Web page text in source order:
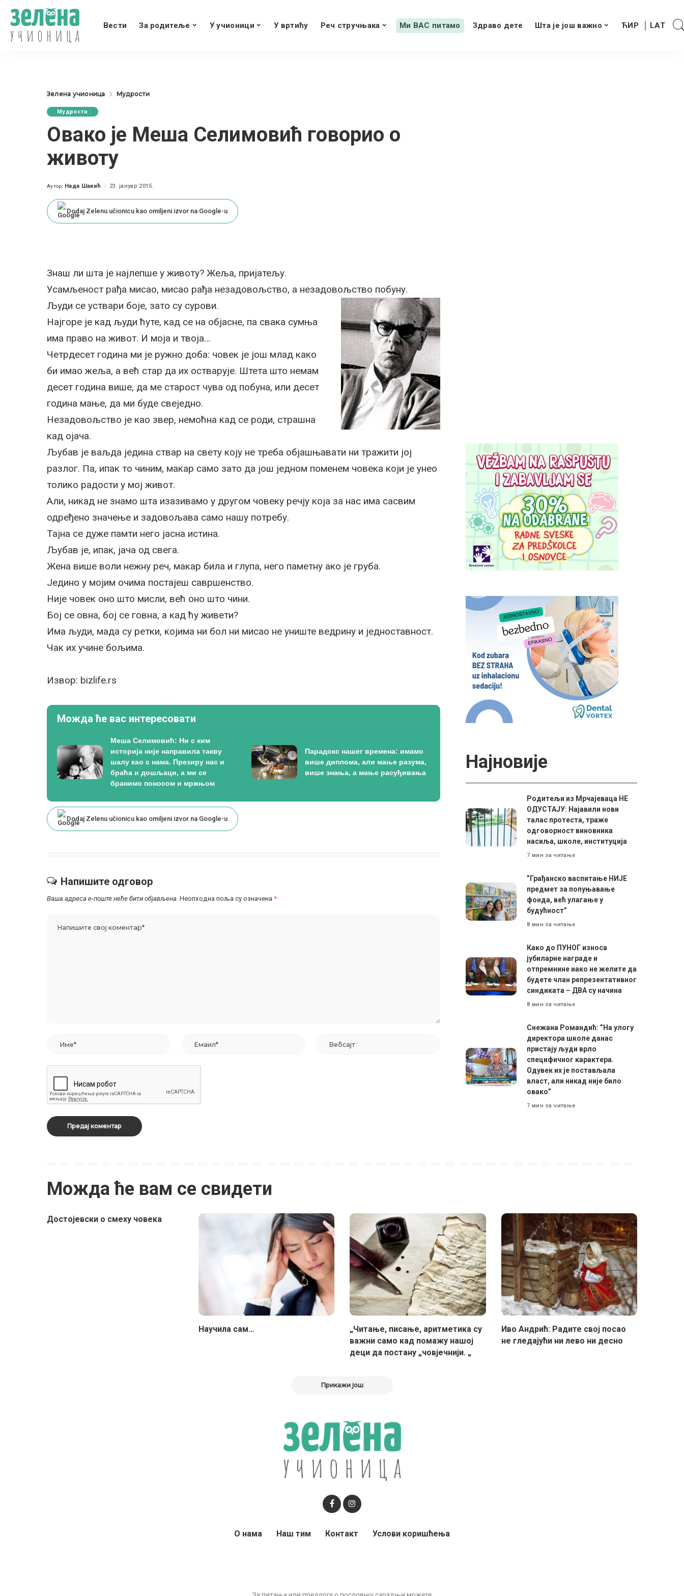
Вести За родитеље У учионици У вртићу Реч стручњака Ми ВАС питамо Здраво дете Шта је још важно
Зелена учионица Мудрости
Мудрости
Овако је Меша Селимовић говорио о
животу
Posted
Аутор: Нада Шакић 23. јануар 2015.
Dodaj Zelenu učionicu kao omiljeni izvor na Google-u
Знаш ли шта је најлепше у животу? Жеља, пријатељу.
Усамљеност рађа мисао, мисао рађа незадовољство, а незадовољство побуну.
Људи се уствари боје, зато су сурови.
Најгоре је кад људи ћуте, кад се на објасне, па свака сумња
има право на живот. И моја и твоја…
Четрдесет година ми је ружно доба: човек је још млад како
би имао жеља, а већ стар да их остварује. Штета што немам
десет година више, да ме старост чува од побуна, или десет
година мање, да ми буде свеједно.
Незадовољство је као звер, немоћна кад се роди, страшна
кад ојача.
Љубав је ваљда једина ствар на свету коју не треба објашњавати ни тражити јој
разлог. Па, ипак то чиним, макар само зато да још једном поменем човека који је унео
толико радости у мој живот.
Али, никад не знамо шта изазивамо у другом човеку речју која за нас има сасвим
одређено значење и задовољава само нашу потребу.
Тајна се дуже памти него јасна истина.
Љубав је, ипак, јача од свега.
Жена више воли нежну реч, макар била и глупа, него паметну ако је груба.
Једино у мојим очима постајеш савршенство.
Није човек оно што мисли, већ оно што чини.
Бој се овна, бој се говна, а кад ћу живети?
Има људи, мада су ретки, којима ни бол ни мисао не униште ведрину и једноставност.
Чак их учине бољима.
Извор: bizlife.rs
Можда ће вас интересовати
Меша Селимовић: Ни с ким
историја није направила такву
шалу као с нама. Презиру нас и
браћа и дошљаци, а ми се
бранимо поносом и мржњом
Парадокс нашег времена: имамо
више диплома, али мање разума,
више знања, а мање расуђивања
Dodaj Zelenu učionicu kao omiljeni izvor na Google-u
Напишите одговор
Ваша адреса е-поште неће бити објављена. Неопходна поља су означена *
Најновије
Родитељи из Мрчајеваца НЕ
ОДУСТАЈУ: Најавили нови
талас протеста, траже
одговорност виновника
насиља, школе, институција
7 мин за читање
”Грађанско васпитање НИЈЕ
предмет за попуњавање
фонда, већ улагање у
будућност”
8 мин за читање
Како до ПУНОГ износа
јубиларне награде и
отпремнине иако не желите да
будете члан репрезентативног
синдиката – ДВА су начина
8 мин за читање
Снежана Романдић: ”На улогу
директора школе данас
пристају људи врло
специфичног карактера.
Одувек их је постављала
власт, али никад није било
овако”
7 мин за читање
Можда ће вам се свидети
Достојевски о смеху човека
Научила сам…
„Читање, писање, аритметика су
важни само кад помажу нашој
деци да постану „човјечнији. „
Иво Андрић: Радите свој посао
не гледајући ни лево ни десно
Прикажи још
За питања или предлоге о пословној сарадњи можете
О нама Наш тим Контакт Услови коришћења